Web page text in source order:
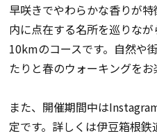
早咲きでやわらかな香りが
内に点在する名所を巡りな
10kmのコースです。自然や
たりと春のウォーキングをお
また、開催期間中は
定です。詳しくは伊豆箱根